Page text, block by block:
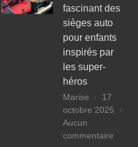
fascinant des
sièges auto
pour enfants
inspirés par
les super-
héros
Marise
17
octobre 2025
Aucun
commentaire